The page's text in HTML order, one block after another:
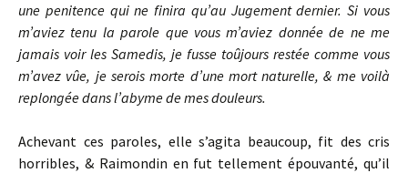
une penitence qui ne finira qu’au Jugement dernier. Si vous
m’aviez tenu la parole que vous m’aviez donnée de ne me
jamais voir les Samedis, je fusse toûjours restée comme vous
m’avez vûe, je serois morte d’une mort naturelle, & me voilà
replongée dans l’abyme demes douleurs.
Achevant ces paroles, elle s’agita beaucoup, fit des cris
horribles, & Raimondin en fut tellement épouvanté, qu’il